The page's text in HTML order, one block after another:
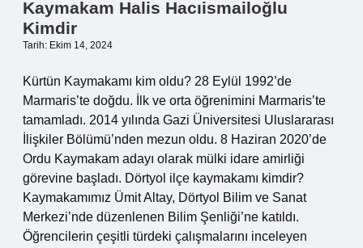
Kaymakam Halis Hacıismailoğlu
Kimdir
Tarih: Ekim 14, 2024
Kürtün Kaymakamı kim oldu? 28 Eylül 1992’de
Marmaris’te doğdu. İlk ve orta öğrenimini Marmaris’te
tamamladı. 2014 yılında Gazi Üniversitesi Uluslararası
İlişkiler Bölümü’nden mezun oldu. 8 Haziran 2020’de
Ordu Kaymakam adayı olarak mülki idare amirliği
görevine başladı. Dörtyol ilçe kaymakamı kimdir?
Kaymakamımız Ümit Altay, Dörtyol Bilim ve Sanat
Merkezi’nde düzenlenen Bilim Şenliği’ne katıldı.
Öğrencilerin çeşitli türdeki çalışmalarını inceleyen